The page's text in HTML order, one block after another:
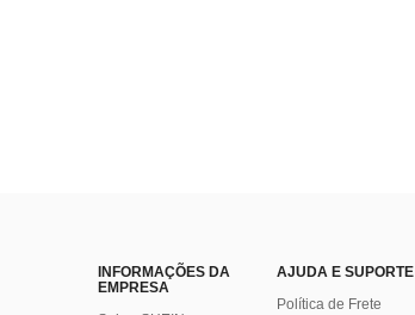
INFORMAÇÕES DA
EMPRESA
AJUDA E SUPORTE
Política de Frete